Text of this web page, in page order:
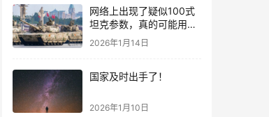
网络上出现了疑似100式
坦克参数，真的可能用了
钛合金装甲！
2026年1月14日
国家及时出手了！
2026年1月10日